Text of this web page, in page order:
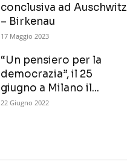
conclusiva ad Auschwitz
– Birkenau
17 Maggio 2023
“Un pensiero per la
democrazia”, il 25
giugno a Milano il...
22 Giugno 2022